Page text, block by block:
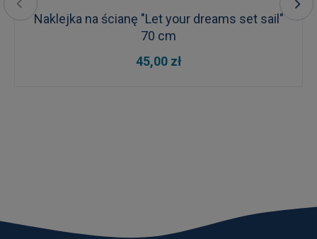
Naklejka na ścianę "Let your dreams set sail"
70 cm
45,00 zł